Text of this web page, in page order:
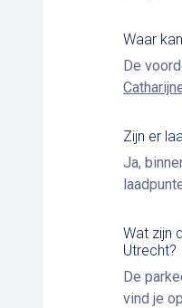
Waar
De
Zijn er
Ja,
Wat zijn
Utrecht?
De
vind je